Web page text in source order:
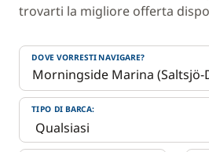
trovarti la migliore offerta
DOVE VORRESTI NAVIGARE?
TIPO DI BARCA: